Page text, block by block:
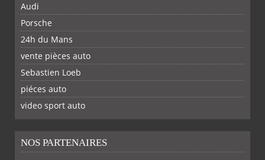
FACEBOOKTWITTER
Audi
Porsche
24h du Mans
vente pièces auto
Sebastien Loeb
piéces auto
video sport auto
NOS PARTENAIRES